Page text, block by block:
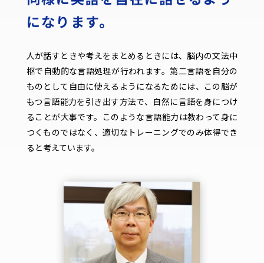
になります。
人が話すときや考えをまとめるときには、脳内の文法中
枢で自動的な言語処理が行われます。第二言語を自分の
ものとして自由に使えるようになるためには、この脳が
もつ言語能力を引き出す方法で、自然に言語を身につけ
ることが大事です。このような言語能力は教わって身に
つくものではなく、適切なトレーニングでのみ体得でき
ると考えています。